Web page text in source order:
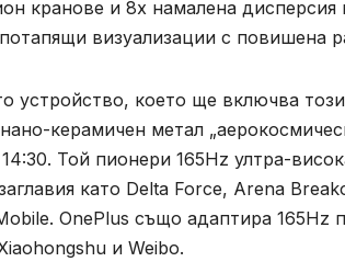
кранове и 8x намалена дисперсия
визуализации с повишена
устройство, което ще включва
керамичен метал
Той пионери 165Hz ултра-
като Delta Force, Arena
OnePlus също адаптира
и Weibo.